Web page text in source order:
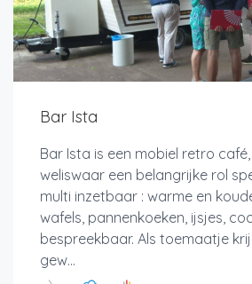
Bar Ista
Bar Ista is een mobiel retro
weliswaar een belangrijke rol
multi inzetbaar : warme en
wafels, pannenkoeken, ijsjes,
bespreekbaar. Als toemaatje
gew...